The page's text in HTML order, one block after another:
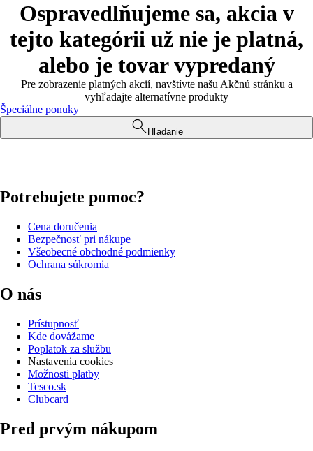
Ospravedlňujeme sa, akcia v
tejto kategórii už nie je platná,
alebo je tovar vypredaný
Pre zobrazenie platných akcií, navštívte našu Akčnú stránku a
vyhľadajte alternatívne produkty
Špeciálne ponuky
Hľadanie
Potrebujete pomoc?
Cena doručenia
Bezpečnosť pri nákupe
Všeobecné obchodné podmienky
Ochrana súkromia
O nás
Prístupnosť
Kde dovážame
Poplatok za službu
Nastavenia cookies
Možnosti platby
Tesco.sk
Clubcard
Pred prvým nákupom